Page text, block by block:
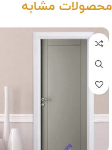
محصولات مشابه